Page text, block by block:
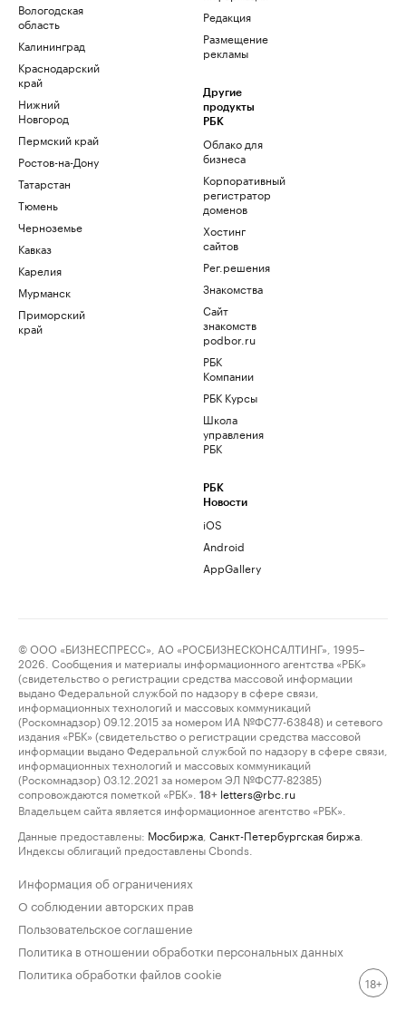
Вологодская
область
Калининград
Краснодарский
край
Нижний
Новгород
Пермский край
Ростов-на-Дону
Татарстан
Тюмень
Черноземье
Кавказ
Карелия
Мурманск
Приморский
край
Редакция
Размещение
рекламы
Другие
продукты
РБК
Облако для
бизнеса
Корпоративный
регистратор
доменов
Хостинг
сайтов
Рег.решения
Знакомства
Сайт
знакомств
podbor.ru
РБК
Компании
РБК Курсы
Школа
управления
РБК
РБК
Новости
iOS
Android
AppGallery
© ООО «БИЗНЕСПРЕСС», АО «РОСБИЗНЕСКОНСАЛТИНГ», 1995–
2026. Сообщения и материалы информационного агентства «РБК»
(свидетельство о регистрации средства массовой информации
выдано Федеральной службой по надзору в сфере связи,
информационных технологий и массовых коммуникаций
(Роскомнадзор) 09.12.2015 за номером ИА №ФС77-63848) и сетевого
издания «РБК» (свидетельство о регистрации средства массовой
информации выдано Федеральной службой по надзору в сфере связи,
информационных технологий и массовых коммуникаций
(Роскомнадзор) 03.12.2021 за номером ЭЛ №ФС77-82385)
сопровождаются пометкой «РБК».
18+ letters@rbc.ru
Владельцем сайта является информационное агентство «РБК».
Данные предоставлены: Мосбиржа Санкт-Петербургская биржа
Индексы облигаций предоставлены Cbonds.
Информация об ограничениях
О соблюдении авторских прав
Пользовательское соглашение
Политика в отношении обработки персональных данных
Политика обработки файлов cookie
18+